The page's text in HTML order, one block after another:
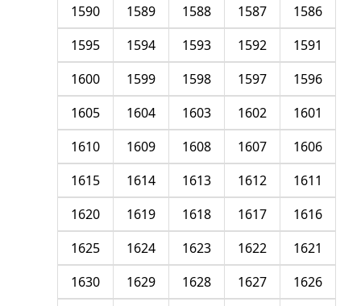
1586
1587
1588
1589
1590
1591
1592
1593
1594
1595
1596
1597
1598
1599
1600
1601
1602
1603
1604
1605
1606
1607
1608
1609
1610
1611
1612
1613
1614
1615
1616
1617
1618
1619
1620
1621
1622
1623
1624
1625
1626
1627
1628
1629
1630